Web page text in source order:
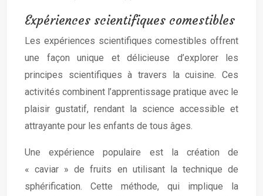
Expériences scientifiques comestibles
Les expériences scientifiques comestibles offrent
une façon unique et délicieuse d’explorer les
principes scientifiques à travers la cuisine. Ces
activités combinent l’apprentissage pratique avec le
plaisir gustatif, rendant la science accessible et
attrayante pour les enfants de tous âges.
Une expérience populaire est la création de
« caviar » de fruits en utilisant la technique de
sphérification. Cette méthode, qui implique la